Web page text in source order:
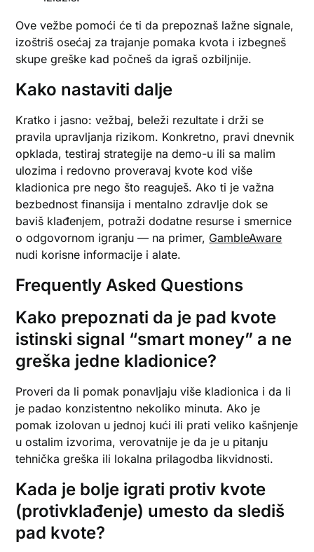
Ove vežbe pomoći će ti da prepoznaš lažne signale,
izoštriš osećaj za trajanje pomaka kvota i izbegneš
skupe greške kad počneš da igraš ozbiljnije.
Kako nastaviti dalje
Kratko i jasno: vežbaj, beleži rezultate i drži se
pravila upravljanja rizikom. Konkretno, pravi dnevnik
opklada, testiraj strategije na demo-u ili sa malim
ulozima i redovno proveravaj kvote kod više
kladionica pre nego što reaguješ. Ako ti je važna
bezbednost finansija i mentalno zdravlje dok se
baviš klađenjem, potraži dodatne resurse i smernice
o odgovornom igranju — na primer, GambleAware
nudi korisne informacije i alate.
Frequently Asked Questions
Kako prepoznati da je pad kvote
istinski signal “smart money” a ne
greška jedne kladionice?
Proveri da li pomak ponavljaju više kladionica i da li
je padao konzistentno nekoliko minuta. Ako je
pomak izolovan u jednoj kući ili prati veliko kašnjenje
u ostalim izvorima, verovatnije je da je u pitanju
tehnička greška ili lokalna prilagodba likvidnosti.
Kada je bolje igrati protiv kvote
(protivklađenje) umesto da slediš
pad kvote?